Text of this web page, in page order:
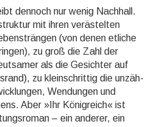
dennoch nur wenig Nachhall.
mit ihren veräs­telten
(von denen etliche
zu groß die Zahl der
als die Gesichter auf
zu klein­schrittig die unzäh­
Wendun­gen und
Aber »Ihr König­reich« ist
– ein anderer, ein